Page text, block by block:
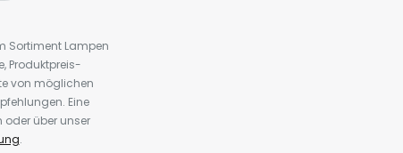
Sortiment Lampen
Produktpreis-
von möglichen
Eine
oder über unser
.